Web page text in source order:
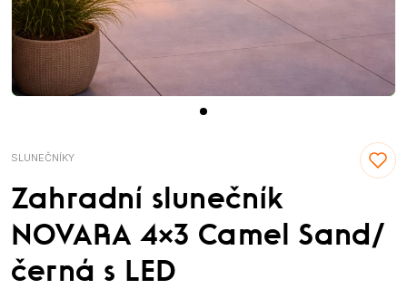
SLUNEČNÍKY
Zahradní slunečník
NOVARA 4×3 Camel Sand/
černá s LED